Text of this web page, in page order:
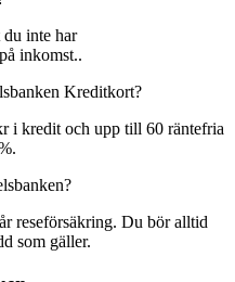
inte har
inkomst..
Kreditkort?
i kredit och upp till 60 räntefria
reseförsäkring. Du bör alltid
som gäller.